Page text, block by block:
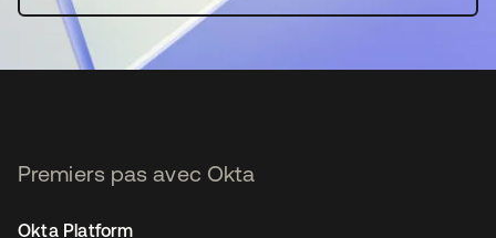
Premiers pas avec Okta
Okta Platform